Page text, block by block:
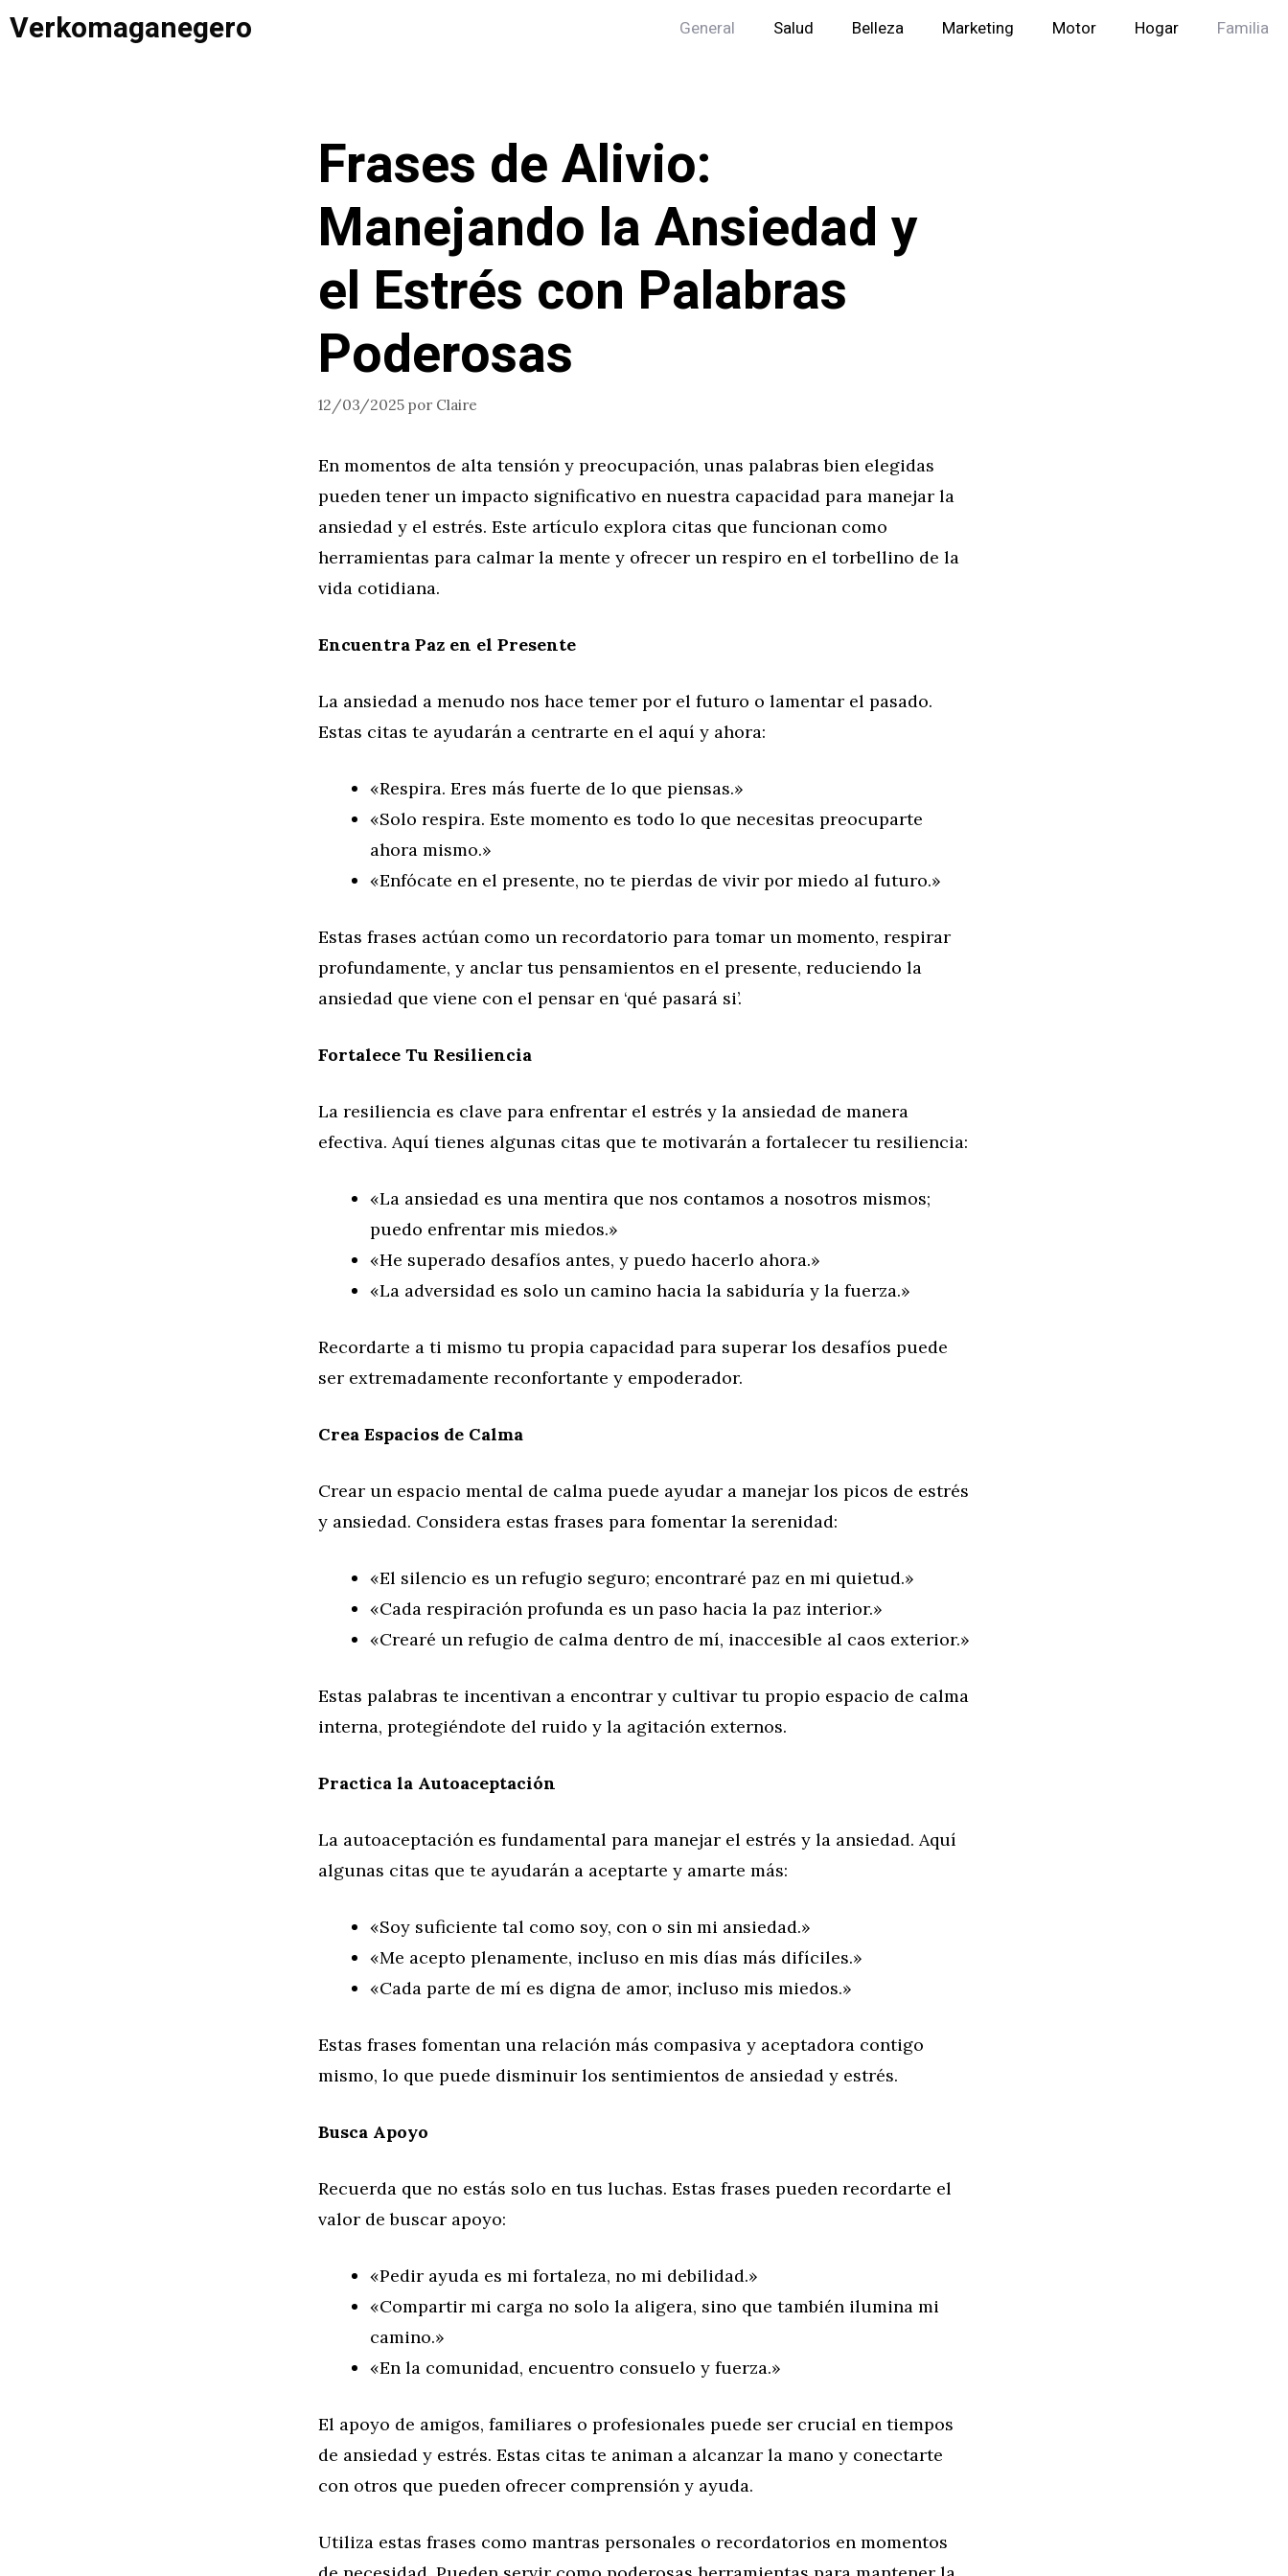
Saltar
Verkomaganegero General Salud Belleza Marketing Motor Hogar Familia
Frases de Alivio:
Manejando la Ansiedad y
el Estrés con Palabras
Poderosas
12/03/2025 por Claire
En momentos de alta tensión y preocupación, unas palabras bien elegidas
pueden tener un impacto significativo en nuestra capacidad para manejar la
ansiedad y el estrés. Este artículo explora citas que funcionan como
herramientas para calmar la mente y ofrecer un respiro en el torbellino de la
vida cotidiana.
Encuentra Paz en el Presente
La ansiedad a menudo nos hace temer por el futuro o lamentar el pasado.
Estas citas te ayudarán a centrarte en el aquí y ahora:
«Respira. Eres más fuerte de lo que piensas.»
«Solo respira. Este momento es todo lo que necesitas preocuparte
ahora mismo.»
«Enfócate en el presente, no te pierdas de vivir por miedo al futuro.»
Estas frases actúan como un recordatorio para tomar un momento, respirar
profundamente, y anclar tus pensamientos en el presente, reduciendo la
ansiedad que viene con el pensar en ‘qué pasará si’.
Fortalece Tu Resiliencia
La resiliencia es clave para enfrentar el estrés y la ansiedad de manera
efectiva. Aquí tienes algunas citas que te motivarán a fortalecer tu resiliencia:
«La ansiedad es una mentira que nos contamos a nosotros mismos;
puedo enfrentar mis miedos.»
«He superado desafíos antes, y puedo hacerlo ahora.»
«La adversidad es solo un camino hacia la sabiduría y la fuerza.»
Recordarte a ti mismo tu propia capacidad para superar los desafíos puede
ser extremadamente reconfortante y empoderador.
Crea Espacios de Calma
Crear un espacio mental de calma puede ayudar a manejar los picos de estrés
y ansiedad. Considera estas frases para fomentar la serenidad:
«El silencio es un refugio seguro; encontraré paz en mi quietud.»
«Cada respiración profunda es un paso hacia la paz interior.»
«Crearé un refugio de calma dentro de mí, inaccesible al caos exterior.»
Estas palabras te incentivan a encontrar y cultivar tu propio espacio de calma
interna, protegiéndote del ruido y la agitación externos.
Practica la Autoaceptación
La autoaceptación es fundamental para manejar el estrés y la ansiedad. Aquí
algunas citas que te ayudarán a aceptarte y amarte más:
«Soy suficiente tal como soy, con o sin mi ansiedad.»
«Me acepto plenamente, incluso en mis días más difíciles.»
«Cada parte de mí es digna de amor, incluso mis miedos.»
Estas frases fomentan una relación más compasiva y aceptadora contigo
mismo, lo que puede disminuir los sentimientos de ansiedad y estrés.
Busca Apoyo
Recuerda que no estás solo en tus luchas. Estas frases pueden recordarte el
valor de buscar apoyo:
«Pedir ayuda es mi fortaleza, no mi debilidad.»
«Compartir mi carga no solo la aligera, sino que también ilumina mi
camino.»
«En la comunidad, encuentro consuelo y fuerza.»
El apoyo de amigos, familiares o profesionales puede ser crucial en tiempos
de ansiedad y estrés. Estas citas te animan a alcanzar la mano y conectarte
con otros que pueden ofrecer comprensión y ayuda.
Utiliza estas frases como mantras personales o recordatorios en momentos